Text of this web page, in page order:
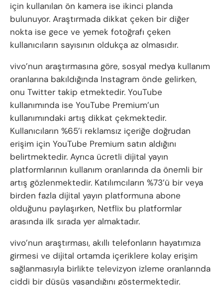
için kullanılan ön kamera ise ikinci planda
bulunuyor. Araştırmada dikkat çeken bir diğer
nokta ise gece ve yemek fotoğrafı çeken
kullanıcıların sayısının oldukça az olmasıdır.
vivo’nun araştırmasına göre, sosyal medya kullanım
oranlarına bakıldığında Instagram önde gelirken,
onu Twitter takip etmektedir. YouTube
kullanımında ise YouTube Premium’un
kullanımındaki artış dikkat çekmektedir.
Kullanıcıların %65’i reklamsız içeriğe doğrudan
erişim için YouTube Premium satın aldığını
belirtmektedir. Ayrıca ücretli dijital yayın
platformlarının kullanım oranlarında da önemli bir
artış gözlenmektedir. Katılımcıların %73’ü bir veya
birden fazla dijital yayın platformuna abone
olduğunu paylaşırken, Netflix bu platformlar
arasında ilk sırada yer almaktadır.
vivo’nun araştırması, akıllı telefonların hayatımıza
girmesi ve dijital ortamda içeriklere kolay erişim
sağlanmasıyla birlikte televizyon izleme oranlarında
ciddi bir düşüş yaşandığını göstermektedir.